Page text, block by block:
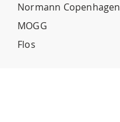
Normann Copenhagen
MOGG
Flos